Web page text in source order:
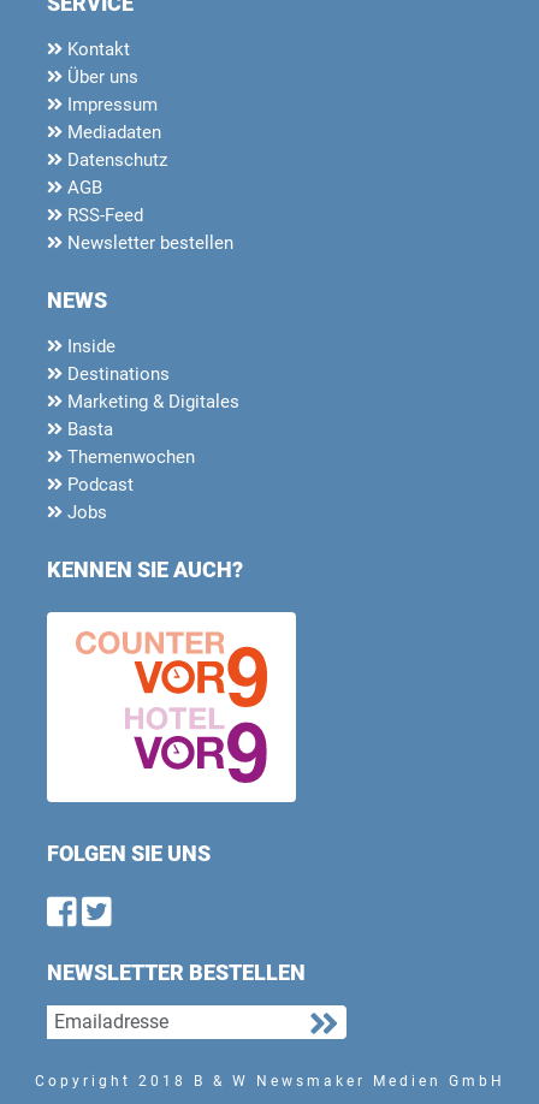
Kontakt
Über uns
Impressum
Mediadaten
Datenschutz
AGB
RSS-Feed
Newsletter bestellen
NEWS
Inside
Destinations
Marketing & Digitales
Basta
Themenwochen
Podcast
Jobs
KENNEN SIE AUCH?
FOLGEN SIE UNS
Find us on Facebook
Follow us on Twitter
NEWSLETTER BESTELLEN
Copyright 2018 B & W Newsmaker Medien GmbH